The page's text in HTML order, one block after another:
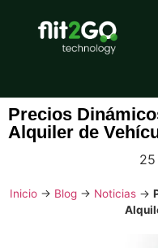
Precios
Alquiler de
Inicio→ Blog→ Noticias→